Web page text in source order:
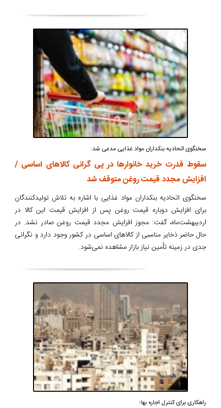
سخنگوی اتحادیه بنکداران مواد غذایی مدعی شد:
سقوط قدرت خرید خانوارها در پی گرانی کالاهای اساسی /
افزایش مجدد قیمت روغن متوقف شد
سخنگوی اتحادیه بنکداران مواد غذایی با اشاره به تلاش تولیدکنندگان
برای افزایش دوباره قیمت روغن پس از افزایش قیمت این کالا در
اردیبهشت‌ماه، گفت: مجوز افزایش مجدد قیمت روغن صادر نشد. در
حال حاضر ذخایر مناسبی از کالاهای اساسی در کشور وجود دارد و نگرانی
جدی در زمینه تأمین نیاز بازار مشاهده نمی‌شود.
راهکاری برای کنترل اجاره بها؛